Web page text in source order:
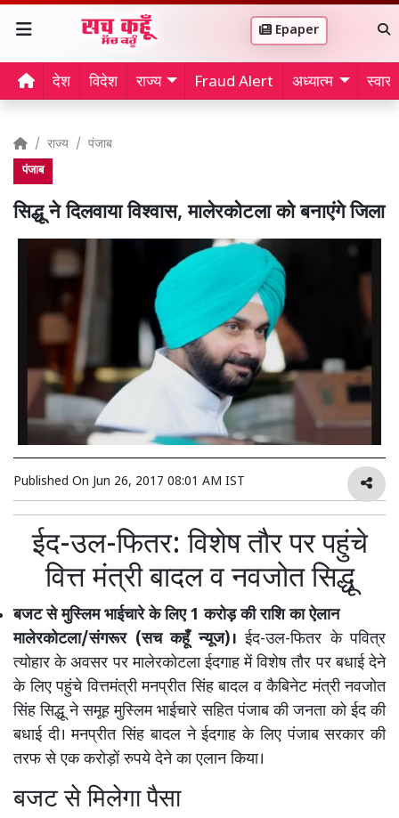
Epaper
देश विदेश राज्य Fraud Alert अध्यात्म
राज्य पंजाब
पंजाब
सिद्धू ने दिलवाया विश्वास, मालेरकोटला को बनाएंगे जिला
Published On Jun 26, 2017 08:01 AM IST
ईद-उल-फितर: विशेष तौर पर पहुंचे
वित्त मंत्री बादल व नवजोत सिद्धू
बजट से मुस्लिम भाईचारे के लिए 1 करोड़ की राशि का ऐलान
मालेरकोटला/संगरूर (सच कहूँ न्यूज)। ईद-उल-फितर के पवित्र
त्योहार के अवसर पर मालेरकोटला ईदगाह में विशेष तौर पर बधाई देने
के लिए पहुंचे वित्तमंत्री मनप्रीत सिंह बादल व कैबिनेट मंत्री नवजोत
सिंह सिद्धू ने समूह मुस्लिम भाईचारे सहित पंजाब की जनता को ईद की
बधाई दी। मनप्रीत सिंह बादल ने ईदगाह के लिए पंजाब सरकार की
तरफ से एक करोड़ों रुपये देने का एलान किया।
बजट से मिलेगा पैसा